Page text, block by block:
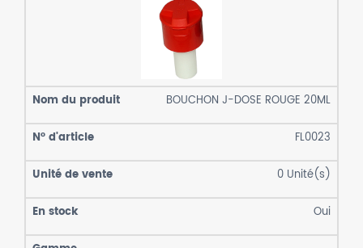
BOUCHON J-DOSE ROUGE 20ML
FL0023
0 Unité(s)
Oui